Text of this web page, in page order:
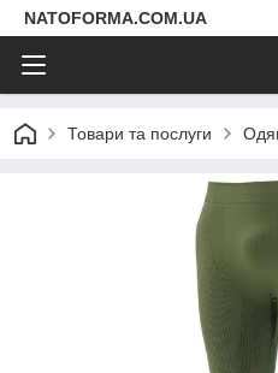
NATOFORMA.COM.UA
Товари та послуги